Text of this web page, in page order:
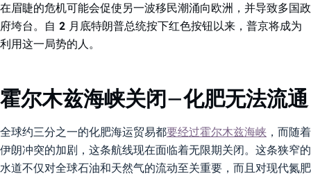
在眉睫的危机可能会促使另一波移民潮涌向欧洲，并导致多国政
府垮台。自 2 月底特朗普总统按下红色按钮以来，普京将成为
利用这一局势的人。
霍尔木兹海峡关闭–化肥无法流通
全球约三分之一的化肥海运贸易都要经过霍尔木兹海峡 ，而随着
伊朗冲突的加剧，这条航线现在面临着无限期关闭。这条狭窄的
水道不仅对全球石油和天然气的流动至关重要，而且对现代氮肥